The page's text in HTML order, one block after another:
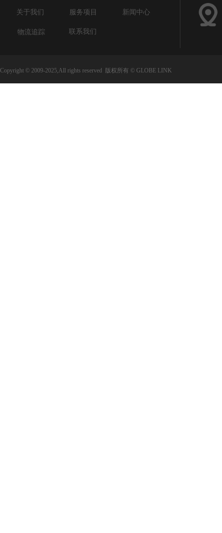
Copyright © 2009-2025,All rights reserved 版权所有 © GLOBE LINK
关于我们 服务项目 新闻中心
物流追踪 联系我们